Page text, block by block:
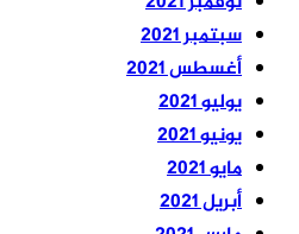
سبتمبر 2021
أغسطس 2021
يوليو 2021
يونيو 2021
مايو 2021
أبريل 2021